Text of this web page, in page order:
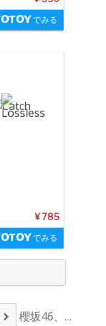
でみる
¥ 785
でみる
櫻坂46、四期生〈F...